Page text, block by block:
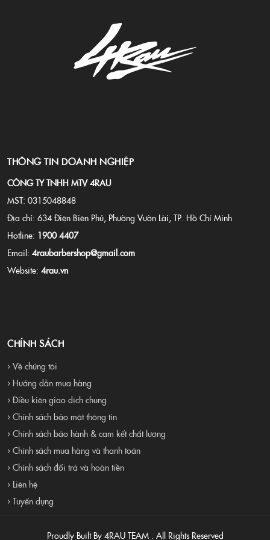
THÔNG TIN DOANH NGHIỆP
CÔNG TY TNHH MTV 4RAU
MST: 0315048848
Địa chỉ: 634 Điện Biên Phủ, Phường Vườn Lài, TP. Hồ Chí Minh
Hotline: 1900 4407
Email: 4raubarbershop@gmail.com
Website: 4rau.vn
CHÍNH SÁCH
› Về chúng tôi
› Hướng dẫn mua hàng
› Điều kiện giao dịch chung
› Chính sách bảo mật thông tin
› Chính sách bảo hành & cam kết chất lượng
› Chính sách mua hàng và thanh toán
› Chính sách đổi trả và hoàn tiền
› Liên hệ
› Tuyển dụng
Proudly Built By 4RAU TEAM . All Rights Reserved